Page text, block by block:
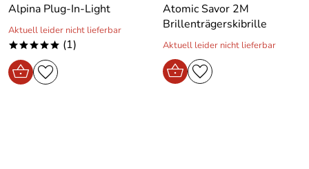
Alpina Plug-In-Light
Aktuell leider nicht lieferbar
***** (1)
Atomic Savor 2M
Brillenträgerskibrille
Aktuell leider nicht lieferbar